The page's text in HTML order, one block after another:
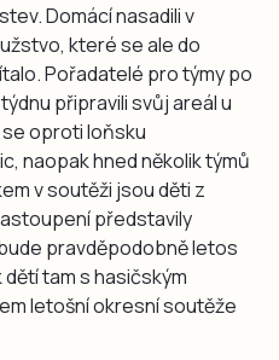
Domácí nasadili v
které se ale do
Pořadatelé pro týmy po
připravili svůj areál u
oproti loňsku
naopak hned několik týmů
v soutěži jsou děti z
představily
pravděpodobně letos
tam s hasičským
letošní okresní soutěže